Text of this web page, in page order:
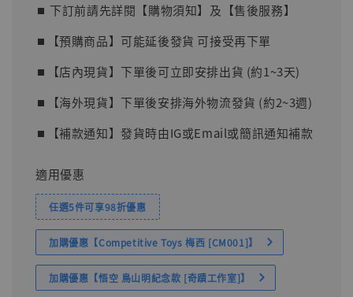
⏹︎ 下訂前請先詳閱【購物須知】及【售後服務】
⏹︎【預購商品】可能延後發貨 可接受再下單
⏹︎【店內現貨】下單後可立即安排出貨 (約1~3天)
⏹︎【海外現貨】下單後安排海外物流發貨 (約2~3週)
⏹︎【補款通知】發貨時由IG或Email或簡訊通知補款
適用優惠
任選5件可享98折優惠
加購優惠【Competitive Toys 梅西 [CM001]】
加購優惠【悟空 鳥山明紀念款 [奇蹟工作室]】